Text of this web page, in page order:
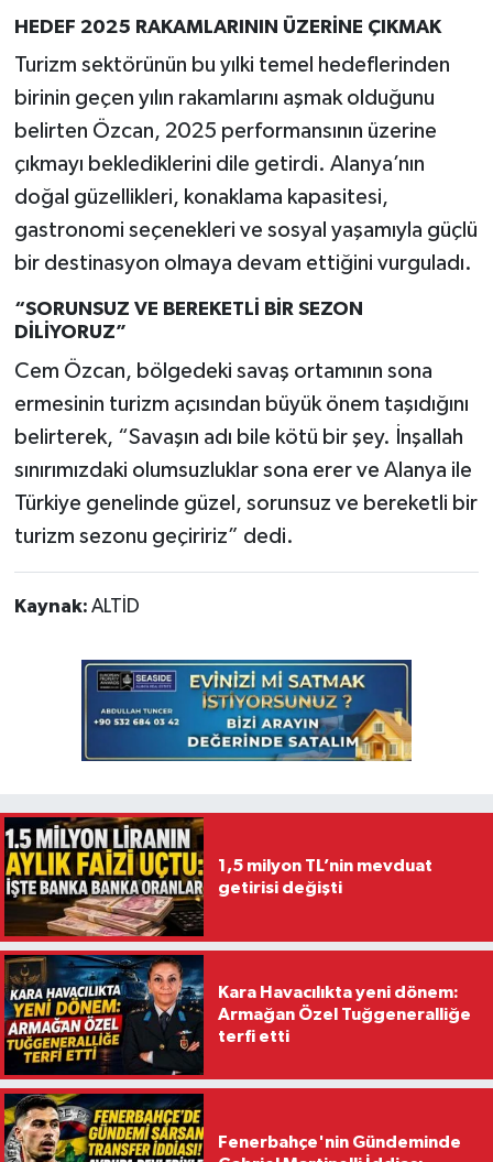
HEDEF 2025 RAKAMLARININ ÜZERİNE ÇIKMAK
Turizm sektörünün bu yılki temel hedeflerinden
birinin geçen yılın rakamlarını aşmak olduğunu
belirten Özcan, 2025 performansının üzerine
çıkmayı beklediklerini dile getirdi. Alanya’nın
doğal güzellikleri, konaklama kapasitesi,
gastronomi seçenekleri ve sosyal yaşamıyla güçlü
bir destinasyon olmaya devam ettiğini vurguladı.
“SORUNSUZ VE BEREKETLİ BİR SEZON
DİLİYORUZ”
Cem Özcan, bölgedeki savaş ortamının sona
ermesinin turizm açısından büyük önem taşıdığını
belirterek, “Savaşın adı bile kötü bir şey. İnşallah
sınırımızdaki olumsuzluklar sona erer ve Alanya ile
Türkiye genelinde güzel, sorunsuz ve bereketli bir
turizm sezonu geçiririz” dedi.
Kaynak: ALTİD
1,5 milyon TL’nin mevduat
getirisi değişti
Kara Havacılıkta yeni dönem:
Armağan Özel Tuğgeneralliğe
terfi etti
Fenerbahçe'nin Gündeminde